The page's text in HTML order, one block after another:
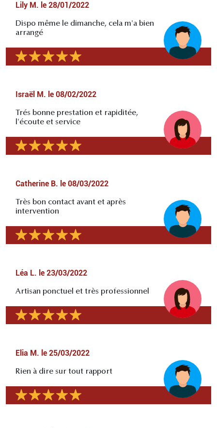
Lily M. le 28/01/2022
Dispo même le dimanche, cela m'a bien
arrangé
Israël M. le 08/02/2022
Trés bonne prestation et rapiditée,
l'écoute et service
Catherine B. le 08/03/2022
Très bon contact avant et après
intervention
Léa L. le 23/03/2022
Artisan ponctuel et très professionnel
Elia M. le 25/03/2022
Rien à dire sur tout rapport